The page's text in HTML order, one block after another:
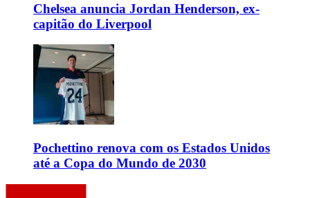
Chelsea anuncia Jordan Henderson, ex-
capitão do Liverpool
Pochettino renova com os Estados Unidos
até a Copa do Mundo de 2030